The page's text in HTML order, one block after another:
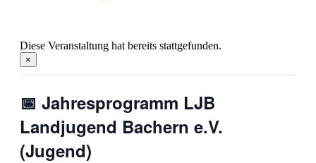
Diese Veranstaltung hat bereits stattgefunden.
×
📅 Jahresprogramm LJB
Landjugend Bachern e.V.
(Jugend)